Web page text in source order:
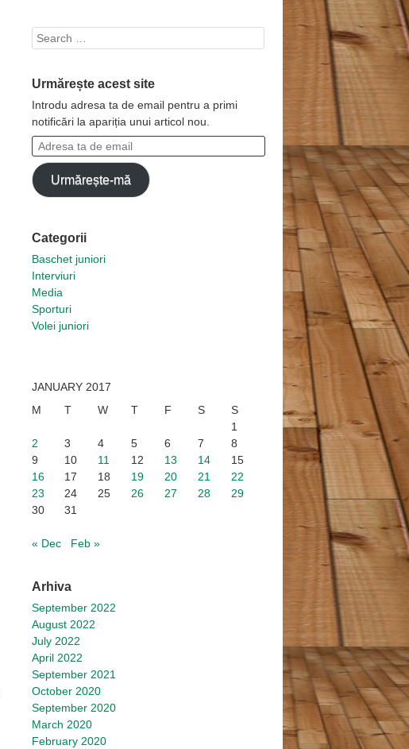
Search
Urmărește acest site
Introdu adresa ta de email pentru a primi
notificări la apariția unui articol nou.
Adresa
ta
de
email
Urmărește-mă
Categorii
Baschet juniori
Interviuri
Media
Sporturi
Volei juniori
JANUARY 2017
M
T W T F S
S
1
2
3 4 5 6 7
8
9
10 11 12 13 14
15
16
17 18 19 20 21
22
23
24 25 26 27 28
29
30
31
« Dec Feb »
Arhiva
September 2022
August 2022
July 2022
April 2022
September 2021
October 2020
September 2020
March 2020
February 2020